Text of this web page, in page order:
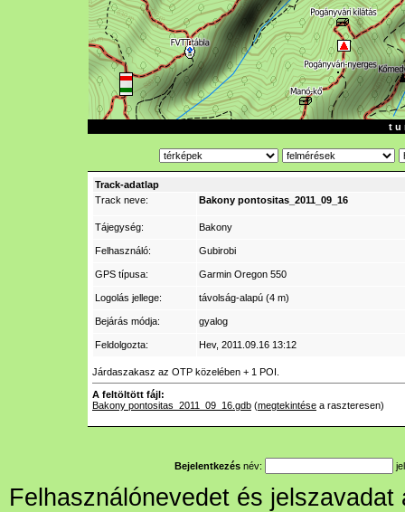
t u
Track-adatlap
Track neve:
Bakony pontositas_2011_09_16
Tájegység: Bakony
Felhasználó: Gubirobi
GPS típusa: Garmin Oregon 550
Logolás jellege: távolság-alapú (4 m)
Bejárás módja: gyalog
Feldolgozta: Hev, 2011.09.16 13:12
Járdaszakasz az OTP közelében + 1 POI.
A feltöltött fájl:
Bakony pontositas_2011_09_16.gdb (megtekintése a raszteresen)
Bejelentkezés név:
Felhasználónevedet és